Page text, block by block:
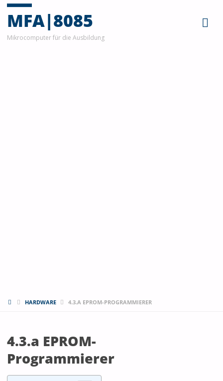
MFA|8085
Mikrocomputer für die Ausbildung
STARTHARDWARE 4.3.A EPROM-PROGRAMMIERER
4.3.a EPROM-
Programmierer